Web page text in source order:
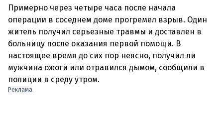
Примерно через четыре часа после начала
операции в соседнем доме прогремел взрыв. Один
житель получил серьезные травмы и доставлен в
больницу после оказания первой помощи. В
настоящее время до сих пор неясно, получил ли
мужчина ожоги или отравился дымом, сообщили в
Реклама